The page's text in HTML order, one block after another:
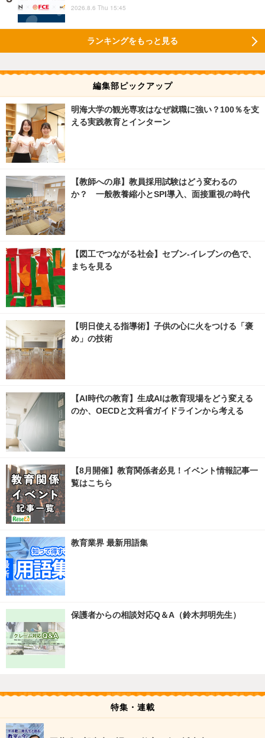
2026.8.6 Thu 15:45
ランキングをもっと見る
編集部ピックアップ
明海大学の観光専攻はなぜ就職に強い？100％を支
える実践教育とインターン
【教師への扉】教員採用試験はどう変わるの
か？ 一般教養縮小とSPI導入、面接重視の時代
【図工でつながる社会】セブン‐イレブンの色で、
まちを見る
【明日使える指導術】子供の心に火をつける「褒
め」の技術
【AI時代の教育】生成AIは教育現場をどう変える
のか、OECDと文科省ガイドラインから考える
【8月開催】教育関係者必見！イベント情報記事一
覧はこちら
教育業界 最新用語集
保護者からの相談対応Q＆A（鈴木邦明先生）
特集・連載